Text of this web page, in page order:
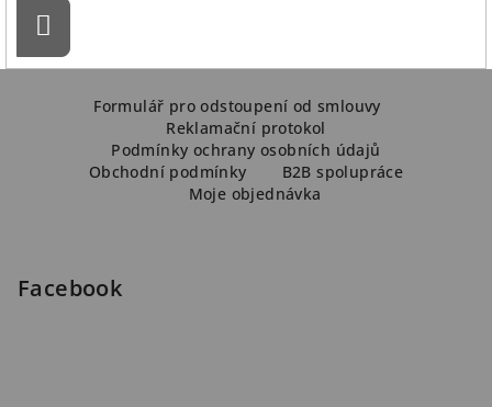
Formulář pro odstoupení od smlouvy
Reklamační protokol
Podmínky ochrany osobních údajů
Obchodní podmínky
B2B spolupráce
Moje objednávka
Facebook